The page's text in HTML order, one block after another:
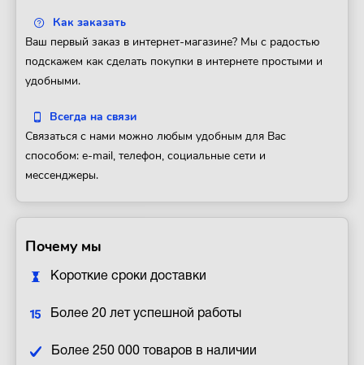
Как заказать
Ваш первый заказ в интернет-магазине? Мы с радостью
подскажем как сделать покупки в интернете простыми и
удобными.
Всегда на связи
Связаться с нами можно любым удобным для Вас
способом: e-mail, телефон, социальные сети и
мессенджеры.
Почему мы
Короткие сроки доставки
Более 20 лет успешной работы
Более 250 000 товаров в наличии